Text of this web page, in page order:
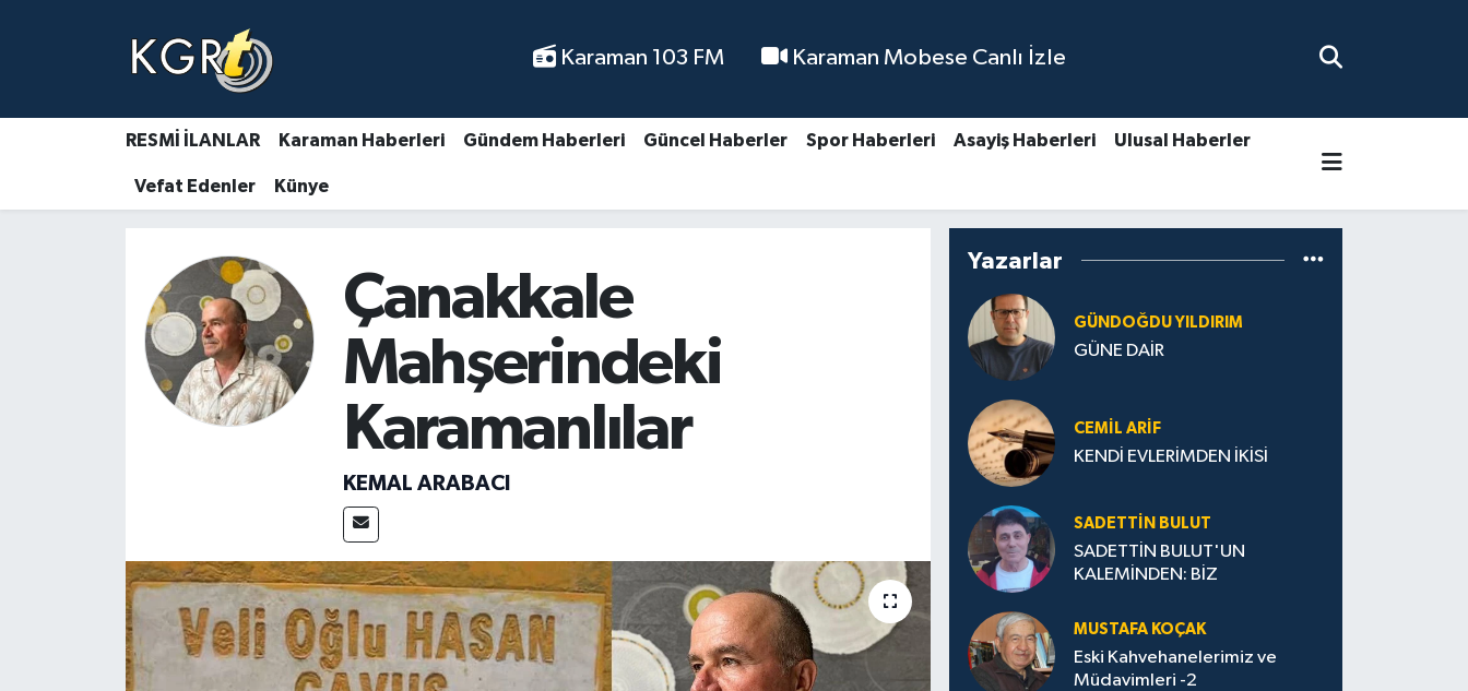
Karaman 103 FM Karaman Mobese Canlı İzle
RESMİ İLANLAR Karaman Haberleri Gündem Haberleri Güncel Haberler Spor Haberleri Asayiş Haberleri Ulusal Haberler
Vefat Edenler Künye
Çanakkale
Mahşerindeki
Karamanlılar
KEMAL ARABACI
Yazarlar
GÜNDOĞDU YILDIRIM
GÜNE DAİR
CEMIL ARİF
KENDİ EVLERİMDEN İKİSİ
SADETTIN BULUT
SADETTİN BULUT'UN
KALEMİNDEN: BİZ
MUSTAFA KOÇAK
Eski Kahvehanelerimiz ve
Müdavimleri -2
Karaman Haberleri
Gündem Haberleri
Güncel Haberler
Asayiş Haberleri
Ulusal Haberler
Vefat Edenler